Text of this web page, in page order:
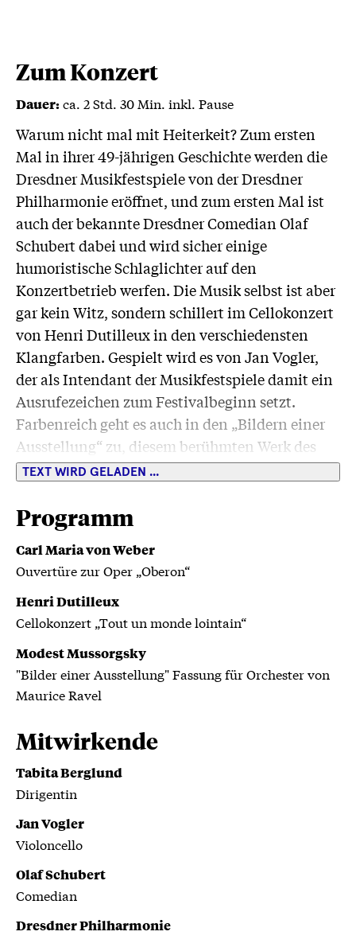
Zum Konzert
Dauer:ca. 2 Std. 30 Min. inkl. Pause
Warum nicht mal mit Heiterkeit? Zum ersten
Mal in ihrer 49-jährigen Geschichte werden die
Dresdner Musikfestspiele von der Dresdner
Philharmonie eröffnet, und zum ersten Mal ist
auch der bekannte Dresdner Comedian Olaf
Schubert dabei und wird sicher einige
humoristische Schlaglichter auf den
Konzertbetrieb werfen. Die Musik selbst ist aber
gar kein Witz, sondern schillert im Cellokonzert
von Henri Dutilleux in den verschiedensten
Klangfarben. Gespielt wird es von Jan Vogler,
der als Intendant der Musikfestspiele damit ein
Ausrufezeichen zum Festivalbeginn setzt.
Farbenreich geht es auch in den „Bildern einer
Ausstellung“ zu, diesem berühmten Werk des
Russen Modest Mussorgski, in dem er mit dem
Ohrenschmaus, den unsere erste Gastdirigentin
Tabita Berglund vom Pult aus leitet.
TEXT WIRD GELADEN ...
Programm
Carl Maria von Weber
Ouvertüre zur Oper „Oberon“
Henri Dutilleux
Cellokonzert „Tout un monde lointain“
Modest Mussorgsky
"Bilder einer Ausstellung" Fassung für Orchester von
Maurice Ravel
Mitwirkende
Tabita Berglund
Dirigentin
Jan Vogler
Violoncello
Olaf Schubert
Comedian
Dresdner Philharmonie